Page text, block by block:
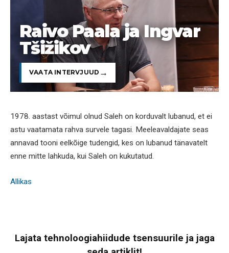
Raivo Paala ja Ingvar
Tšižikov
VAATA INTERVJUUD
1978. aastast võimul olnud Saleh on korduvalt lubanud, et ei
astu vaatamata rahva survele tagasi. Meeleavaldajate seas
annavad tooni eelkõige tudengid, kes on lubanud tänavatelt
enne mitte lahkuda, kui Saleh on kukutatud.
Allikas
Lajata tehnoloogiahiidude tsensuurile ja jaga